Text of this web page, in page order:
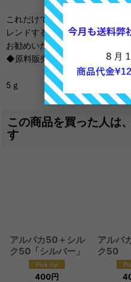
これだけでニードルフェルトを
レンドすることを
お勧めいたします。
◆原料販売のため入荷ごとに価
5ｇ
この商品を買った人は
す
アルパカ50＋シル
ク50「シルバー」
400円
アルパ
ク50